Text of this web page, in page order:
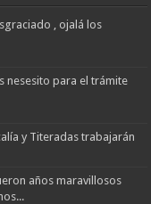
, ojalá los
nesesito para el trámite
y Titeradas trabajarán
años maravillosos